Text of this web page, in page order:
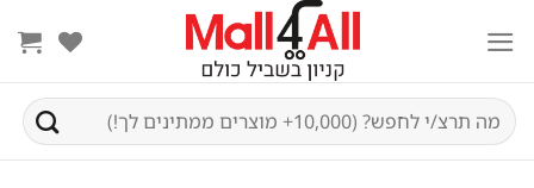
content
חיפוש
עבור: